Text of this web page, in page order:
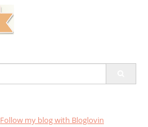
Follow my blog with Bloglovin